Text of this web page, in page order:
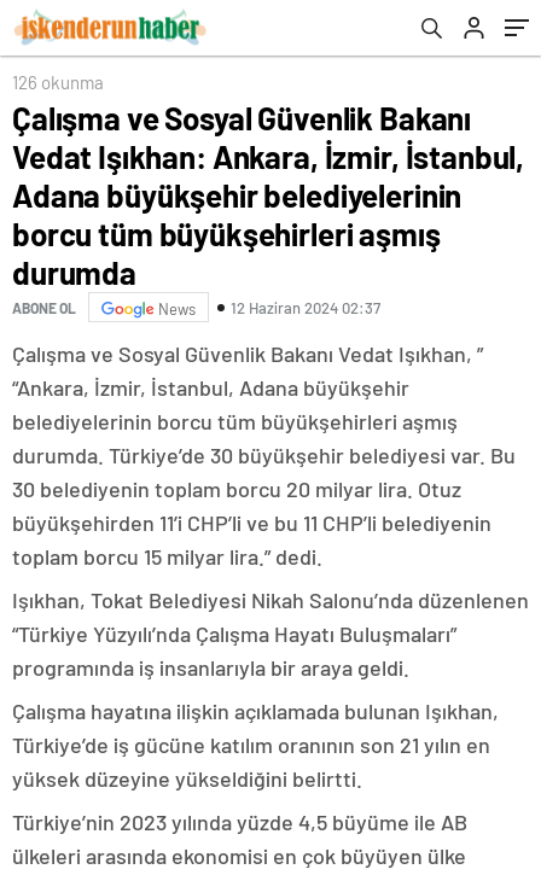
büyükşehir belediyelerinin borcu tüm
büyükşehirleri aşmış durumda
126 okunma
Çalışma ve Sosyal Güvenlik Bakanı
Vedat Işıkhan: Ankara, İzmir, İstanbul,
Adana büyükşehir belediyelerinin
borcu tüm büyükşehirleri aşmış
durumda
ABONE OL News 12 Haziran 2024 02:37
Çalışma ve Sosyal Güvenlik Bakanı Vedat Işıkhan, ”
“Ankara, İzmir, İstanbul, Adana büyükşehir
belediyelerinin borcu tüm büyükşehirleri aşmış
durumda. Türkiye’de 30 büyükşehir belediyesi var. Bu
30 belediyenin toplam borcu 20 milyar lira. Otuz
büyükşehirden 11’i CHP’li ve bu 11 CHP’li belediyenin
toplam borcu 15 milyar lira.” dedi.
Işıkhan, Tokat Belediyesi Nikah Salonu’nda düzenlenen
“Türkiye Yüzyılı’nda Çalışma Hayatı Buluşmaları”
programında iş insanlarıyla bir araya geldi.
Çalışma hayatına ilişkin açıklamada bulunan Işıkhan,
Türkiye’de iş gücüne katılım oranının son 21 yılın en
yüksek düzeyine yükseldiğini belirtti.
Türkiye’nin 2023 yılında yüzde 4,5 büyüme ile AB
ülkeleri arasında ekonomisi en çok büyüyen ülke